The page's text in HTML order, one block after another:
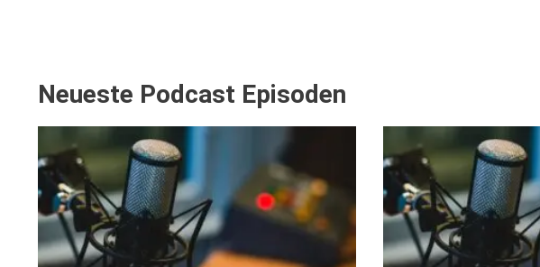
Loge Zur Bundestreue, Wolfenbüttel
Neueste Podcast Episoden